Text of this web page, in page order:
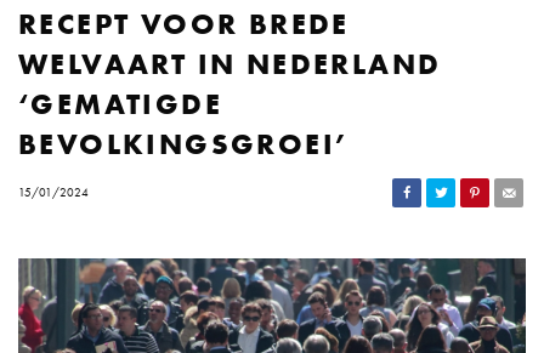
RECEPT VOOR BREDE
WELVAART IN NEDERLAND
‘GEMATIGDE
BEVOLKINGSGROEI’
15/01/2024